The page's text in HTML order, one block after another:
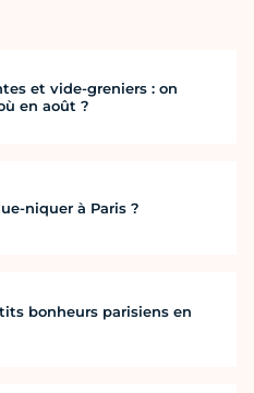
et vide-greniers : on
en août ?
niquer à Paris ?
bonheurs parisiens en